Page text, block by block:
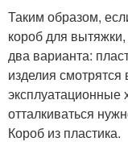
Таким образом,
короб для
два варианта:
изделия
эксплуатационные
отталкиваться
Короб из пластика.